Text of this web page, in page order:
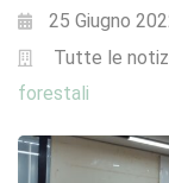
25 Giugno
Tutte le
forestali